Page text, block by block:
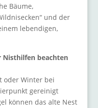
Bäume,
und der
lebendigen,
Nisthilfen beachten
oder Winter bei
gereinigt
können das alte Nest